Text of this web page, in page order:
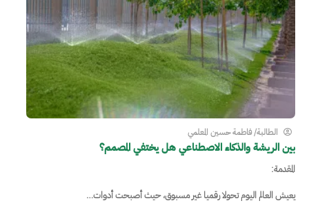
الطالبة/ فاطمة حسين المعلمي
بين الريشة والذكاء الاصطناعي هل يختفي المصمم؟
المقدمة:
يعيش العالم اليوم تحولا رقميا غير مسبوق، حيث أصبحت أدوات…